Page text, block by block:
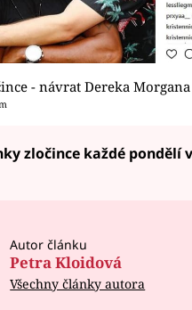
- návrat Dereka Morgana
zločince každé pondělí
Autor článku
Petra Kloidová
Všechny články autora